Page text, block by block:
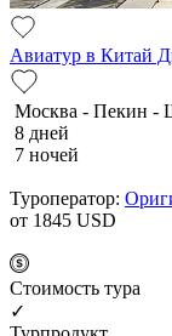
Авиатур в Китай
Москва - Пекин -
8 дней
7 ночей
Туроператор:
от 1845 USD
Cтоимость тура
✓